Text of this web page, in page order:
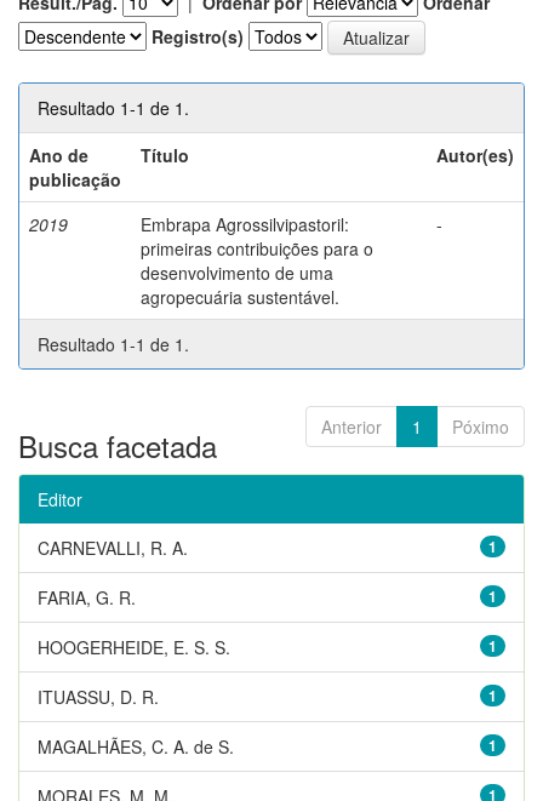
Registro(s)
Resultado 1-1 de 1.
Ano de
publicação
Título Autor(es)
2019
Embrapa Agrossilvipastoril:
primeiras contribuições para o
desenvolvimento de uma
agropecuária sustentável.
-
Resultado 1-1 de 1.
Anterior 1 Póximo
Busca facetada
Editor
1
CARNEVALLI, R. A.
1
FARIA, G. R.
1
HOOGERHEIDE, E. S. S.
1
ITUASSU, D. R.
1
MAGALHÃES, C. A. de S.
1
MORALES, M. M.